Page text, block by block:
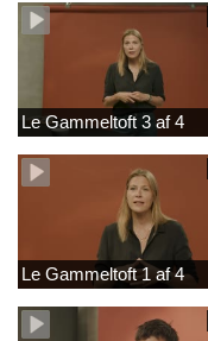
Le Gammeltoft 3 af 4
Le Gammeltoft 1 af 4